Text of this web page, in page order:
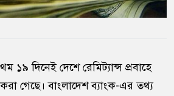
১৯ দিনেই দেশে রেমিট্যান্স প্রবাহে
করা গেছে।বাংলাদেশ ব্যাংক-এর তথ্য